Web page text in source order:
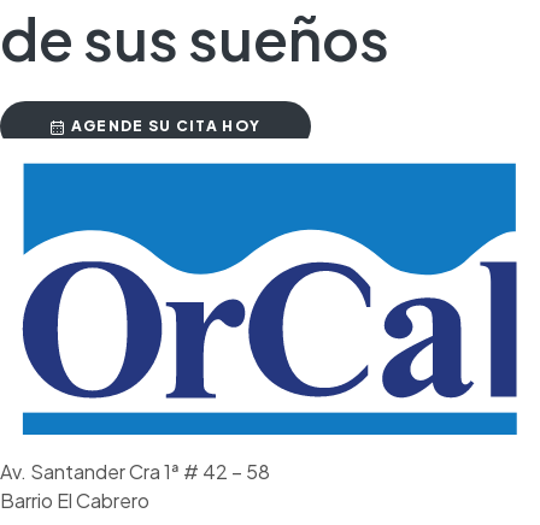
de sus sueños
AGENDE SU CITA HOY
Av. Santander Cra 1ª # 42 – 58
Barrio El Cabrero